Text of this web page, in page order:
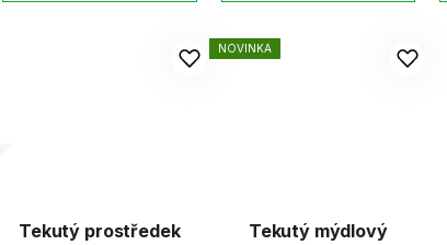
Tekutý prostředek
NOVINKA
Tekutý mýdlový